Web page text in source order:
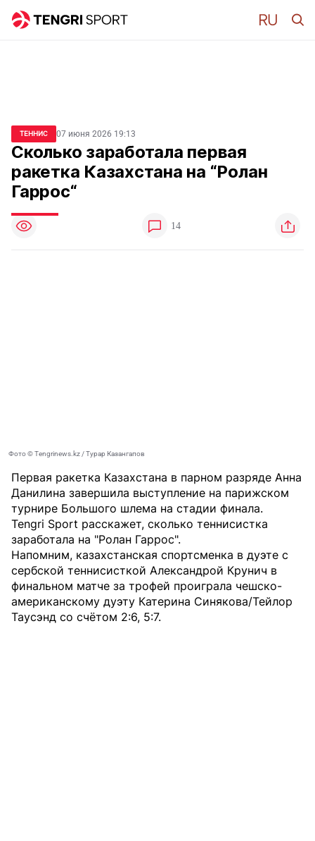
ТЕННИС 07 июня 2026 19:13
Сколько заработала первая
ракетка Казахстана на “Ролан
Гаррос“
14
Фото © Tengrinews.kz / Турар Казангапов
Первая ракетка Казахстана в парном разряде Анна
Данилина завершила выступление на парижском
турнире Большого шлема на стадии финала.
Tengri Sport расскажет, сколько теннисистка
заработала на "Ролан Гаррос".
Напомним, казахстанская спортсменка в дуэте с
сербской теннисисткой Александрой Крунич в
финальном матче за трофей проиграла чешско-
американскому дуэту Катерина Синякова/Тейлор
Таусэнд со счётом 2:6, 5:7.